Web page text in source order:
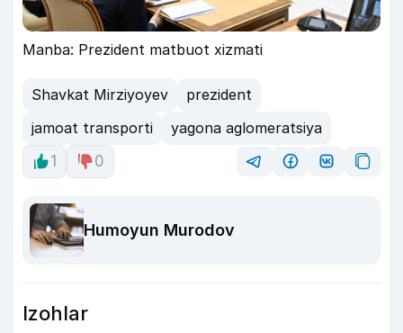
Manba: Prezident matbuot xizmati
Shavkat Mirziyoyev
prezident
jamoat transporti
yagona aglomeratsiya
1
0
Humoyun Murodov
Izohlar